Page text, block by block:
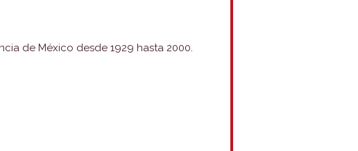
de México desde 1929 hasta 2000.